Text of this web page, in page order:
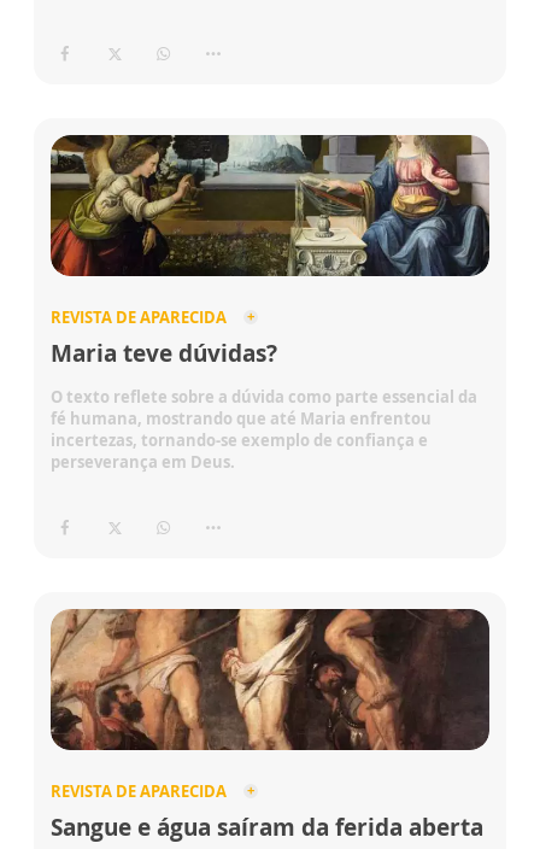
REVISTA DE APARECIDA
Maria teve dúvidas?
O texto reflete sobre a dúvida como parte essencial da
fé humana, mostrando que até Maria enfrentou
incertezas, tornando-se exemplo de confiança e
perseverança em Deus.
REVISTA DE APARECIDA
Sangue e água saíram da ferida aberta